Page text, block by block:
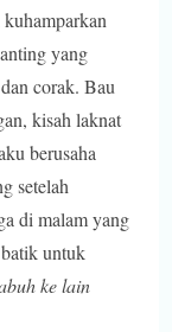
yang
corak. Bau
kisah laknat
berusaha
setelah
di malam yang
untuk
ke lain